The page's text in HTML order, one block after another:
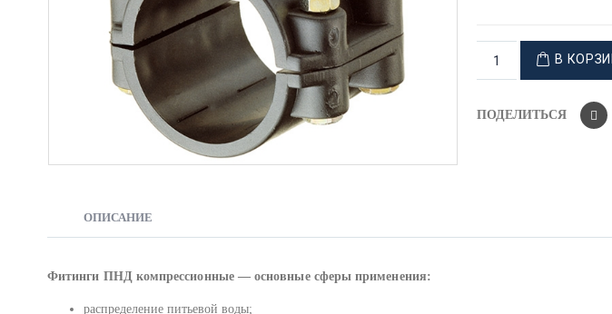
В
ПОДЕЛИТЬСЯ
ОПИСАНИЕ
Фитинги ПНД компрессионные — основные сферы применения:
распределение питьевой воды;